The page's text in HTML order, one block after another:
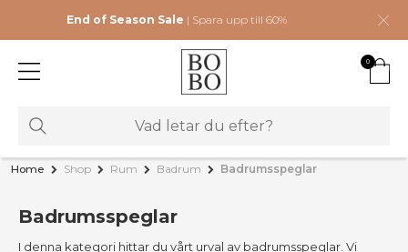
End of Season Sale | Spara upp till 60%
0
Home Shop Rum Badrum Badrumsspeglar
Badrumsspeglar
I denna kategori hittar du vårt urval av badrumsspeglar. Vi